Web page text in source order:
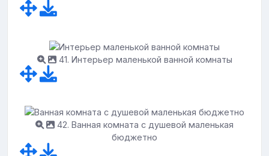
41. Интерьер маленькой ванной комнаты
42. Ванная комната с душевой маленькая
бюджетно